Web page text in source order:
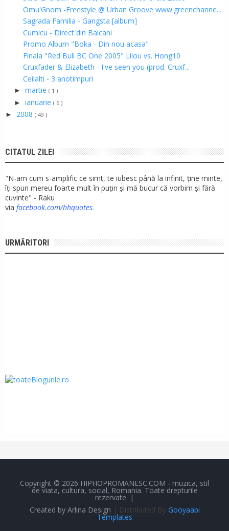
Omu'Gnom -Freestyle @ Urban Groove www.greenchanne...
Sagrada Familia - Gangsta [album]
Cumicu - Direct din Balcani
Promo Album "Boka - Din nou acasa"
Finala "Red Bull BC One 2005" Lilou vs. Hong10
Cruxfader & Elizabeth - I've seen you (prod. Cruxf...
Ceilalti - 3 anotimpuri
► martie ( 1 )
► ianuarie ( 6 )
► 2008 ( 49 )
CITATUL ZILEI
"N-am cum s-amplific ce simt, te iubesc până la infinit, ține minte,
îți spun mereu foarte mult în puțin și mă bucur că vorbim și fără
cuvinte" - Raku
via facebook.com/hhquotes.
URMĂRITORI
Copyright © 2026 HIPHOPROMANESC.COM - muzica, stil
de viata, cultura, social, Romania. Toate drepturile
rezervate. |
Created by Arlina Design | Distributed By Gooyaabi
Templates